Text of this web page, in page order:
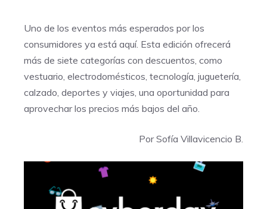
Uno de los eventos más esperados por los
consumidores ya está aquí. Esta edición ofrecerá
más de siete categorías con descuentos, como
vestuario, electrodomésticos, tecnología, juguetería,
calzado, deportes y viajes, una oportunidad para
aprovechar los precios más bajos del año.
Por Sofía Villavicencio B.